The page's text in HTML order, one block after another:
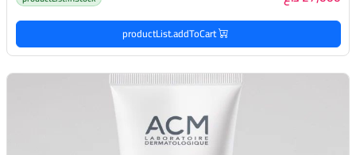
productList.addToCart